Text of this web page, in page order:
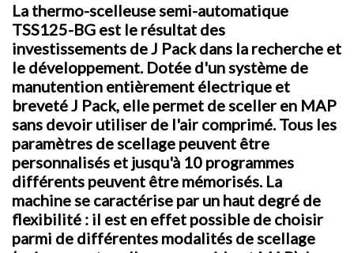
La thermo-scelleuse semi-automatique
TSS125-BG est le résultat des
investissements de J Pack dans la recherche et
le développement. Dotée d'un système de
manutention entièrement électrique et
breveté J Pack, elle permet de sceller en MAP
sans devoir utiliser de l'air comprimé. Tous les
paramètres de scellage peuvent être
personnalisés et jusqu'à 10 programmes
différents peuvent être mémorisés. La
machine se caractérise par un haut degré de
flexibilité : il est en effet possible de choisir
parmi de différentes modalités de scellage